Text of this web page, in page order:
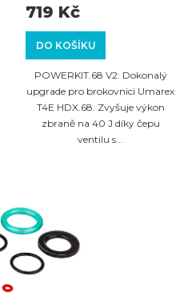
5,0
z
5
hvězdiček.
DO KOŠÍKU
719 Kč
POWERKIT.68 V2: Dokonalý
upgrade pro brokovnici Umarex
T4E HDX.68. Zvyšuje výkon
zbraně na 40 J díky čepu
ventilu s...